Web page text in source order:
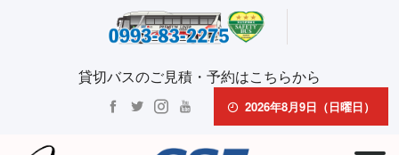
貸切バスのご見積・予約はこちらから
2026年8月9日（日曜日）